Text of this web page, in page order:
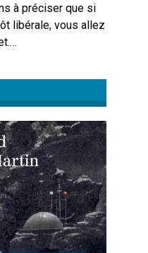
le projet de
sortir des
les machines à
artificielle
du macronisme
à préciser que si
libérale, vous allez